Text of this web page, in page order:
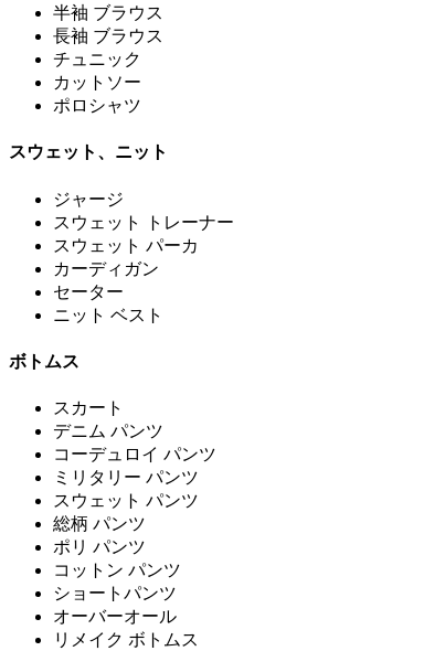
半袖 ブラウス
長袖 ブラウス
チュニック
カットソー
ポロシャツ
スウェット、ニット
ジャージ
スウェット トレーナー
スウェット パーカ
カーディガン
セーター
ニット ベスト
ボトムス
スカート
デニム パンツ
コーデュロイ パンツ
ミリタリー パンツ
スウェット パンツ
総柄 パンツ
ポリ パンツ
コットン パンツ
ショートパンツ
オーバーオール
リメイク ボトムス